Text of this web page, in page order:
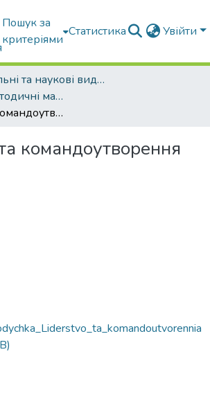
Пошук за
критеріями
Статистика Увійти
Навчальні та наукові видання
Навчально-методичні матеріали
Лідерство та командоутворення
командоутворення